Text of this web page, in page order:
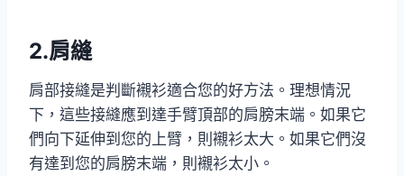
2.肩縫
肩部接縫是判斷襯衫適合您的好方法。理想情況
下，這些接縫應到達手臂頂部的肩膀末端。如果它
們向下延伸到您的上臂，則襯衫太大。如果它們沒
有達到您的肩膀末端，則襯衫太小。